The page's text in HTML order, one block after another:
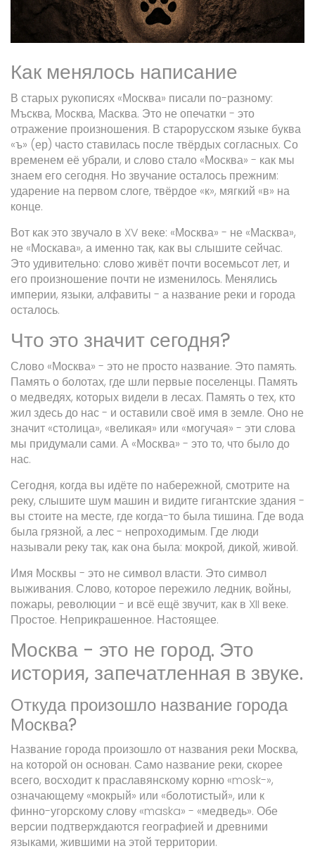
Как менялось написание
В старых рукописях «Москва» писали по-разному:
Мъсква, Москва, Масква. Это не опечатки - это
отражение произношения. В старорусском языке буква
«ъ» (ер) часто ставилась после твёрдых согласных. Со
временем её убрали, и слово стало «Москва» - как мы
знаем его сегодня. Но звучание осталось прежним:
ударение на первом слоге, твёрдое «к», мягкий «в» на
конце.
Вот как это звучало в XV веке: «Москва» - не «Масква»,
не «Москава», а именно так, как вы слышите сейчас.
Это удивительно: слово живёт почти восемьсот лет, и
его произношение почти не изменилось. Менялись
империи, языки, алфавиты - а название реки и города
осталось.
Что это значит сегодня?
Слово «Москва» - это не просто название. Это память.
Память о болотах, где шли первые поселенцы. Память
о медведях, которых видели в лесах. Память о тех, кто
жил здесь до нас - и оставили своё имя в земле. Оно не
значит «столица», «великая» или «могучая» - эти слова
мы придумали сами. А «Москва» - это то, что было до
нас.
Сегодня, когда вы идёте по набережной, смотрите на
реку, слышите шум машин и видите гигантские здания -
вы стоите на месте, где когда-то была тишина. Где вода
была грязной, а лес - непроходимым. Где люди
называли реку так, как она была: мокрой, дикой, живой.
Имя Москвы - это не символ власти. Это символ
выживания. Слово, которое пережило ледник, войны,
пожары, революции - и всё ещё звучит, как в XII веке.
Простое. Неприкрашенное. Настоящее.
Москва - это не город. Это
история, запечатленная в звуке.
Откуда произошло название города
Москва?
Название города произошло от названия реки Москва,
на которой он основан. Само название реки, скорее
всего, восходит к праславянскому корню «mosk-»,
означающему «мокрый» или «болотистый», или к
финно-угорскому слову «maska» - «медведь». Обе
версии подтверждаются географией и древними
языками, жившими на этой территории.